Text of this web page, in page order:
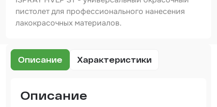
Шпатлевка
Грунты
Подложка промежуточная
пистолет для профессионального нанесения
лакокрасочных материалов.
Описание Характеристики
Описание